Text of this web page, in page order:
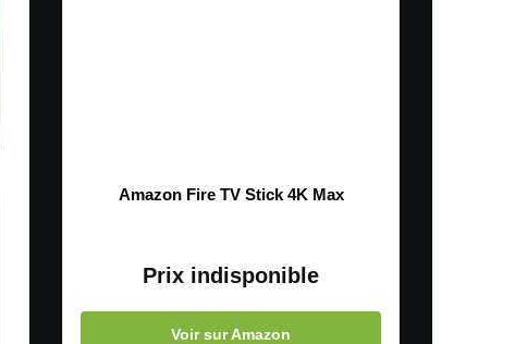
Amazon Fire TV Stick 4K Max
Prix indisponible
Voir sur Amazon